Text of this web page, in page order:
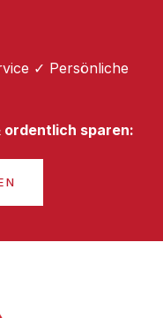
✓ Persönliche
sparen: